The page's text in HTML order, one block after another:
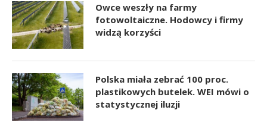
Owce weszły na farmy
fotowoltaiczne. Hodowcy i firmy
widzą korzyści
Polska miała zebrać 100 proc.
plastikowych butelek. WEI mówi o
statystycznej iluzji